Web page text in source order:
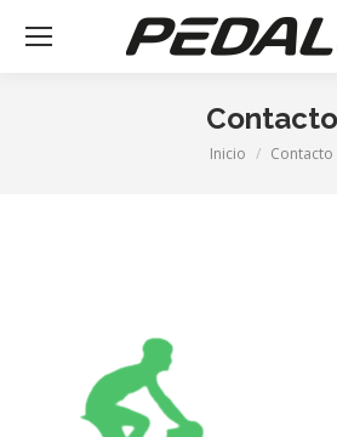
Contacto
Estás aquí:
Inicio Contacto